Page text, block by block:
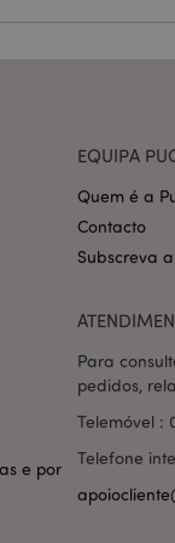
e por
EQUIPA
Quem é a
Contacto
Subscreva
Para
pedidos,
Telemóvel :
Telefone
mage-cache-
invalidation
section_data_ids
mage-messages